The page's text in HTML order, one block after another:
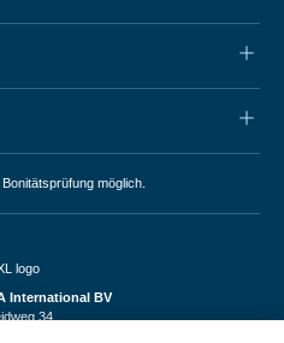
möglich.
International BV
34